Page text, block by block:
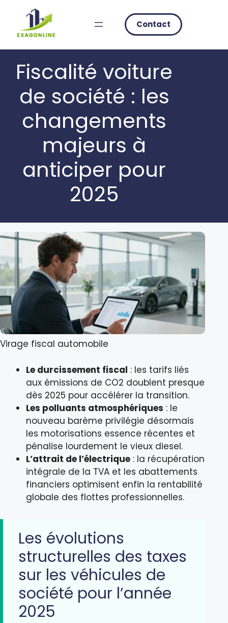
content
Contact
Fiscalité voiture
de société : les
changements
majeurs à
anticiper pour
2025
Virage fiscal automobile
Le durcissement fiscal : les tarifs liés
aux émissions de CO2 doublent presque
dès 2025 pour accélérer la transition.
Les polluants atmosphériques : le
nouveau barème privilégie désormais
les motorisations essence récentes et
pénalise lourdement le vieux diesel.
L’attrait de l’électrique : la récupération
intégrale de la TVA et les abattements
financiers optimisent enfin la rentabilité
globale des flottes professionnelles.
Les évolutions
structurelles des taxes
sur les véhicules de
société pour l’année
2025